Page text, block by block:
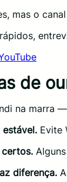
mas o
de
na marra
estável. Evite
certos.
diferença.